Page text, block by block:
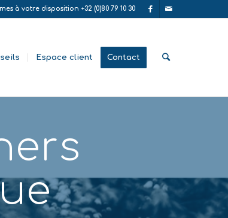
à votre disposition +32 (0)80 79 10 30
Espace client Contact